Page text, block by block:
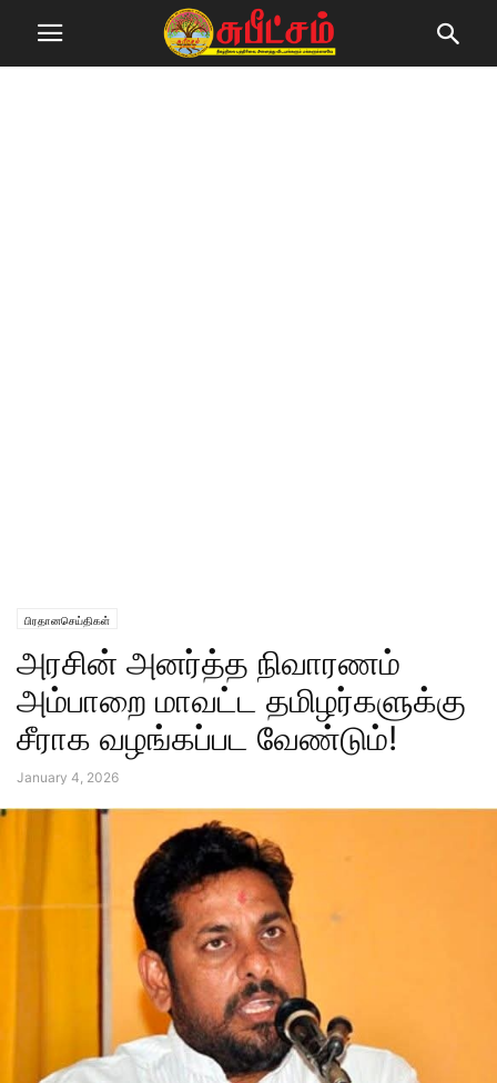
பிரதானசெய்திகள்
அரசின் அனர்த்த நிவாரணம்
அம்பாறை மாவட்ட தமிழர்களுக்கு
சீராக வழங்கப்பட வேண்டும்!
January 4, 2026